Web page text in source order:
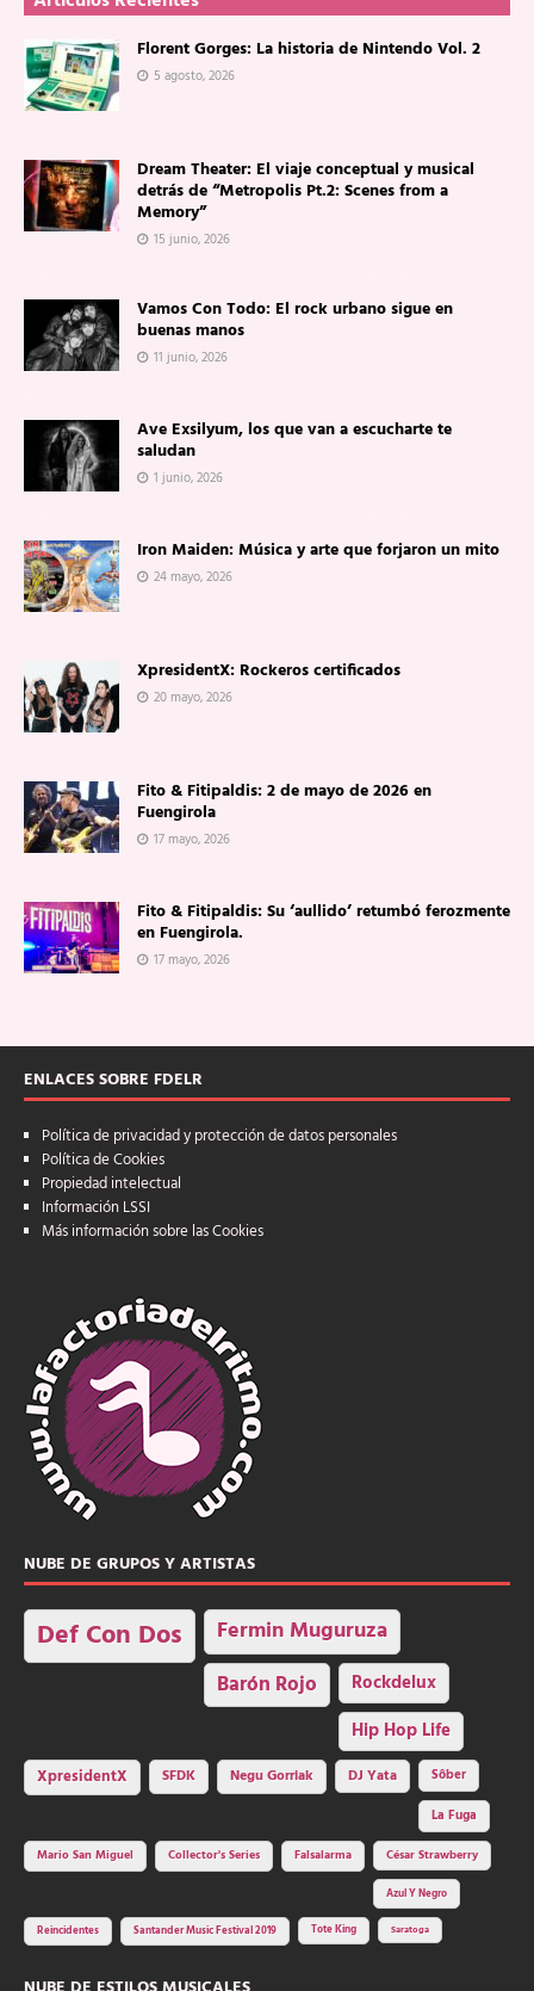
Florent Gorges: La historia de Nintendo Vol. 2
5 agosto, 2026
Dream Theater: El viaje conceptual y musical
detrás de “Metropolis Pt.2: Scenes from a
Memory”
15 junio, 2026
Vamos Con Todo: El rock urbano sigue en
buenas manos
11 junio, 2026
Ave Exsilyum, los que van a escucharte te
saludan
1 junio, 2026
Iron Maiden: Música y arte que forjaron un mito
24 mayo, 2026
XpresidentX: Rockeros certificados
20 mayo, 2026
Fito & Fitipaldis: 2 de mayo de 2026 en
Fuengirola
17 mayo, 2026
Fito & Fitipaldis: Su ‘aullido’ retumbó ferozmente
en Fuengirola.
17 mayo, 2026
ENLACES SOBRE FDELR
Política de privacidad y protección de datos personales
Política de Cookies
Propiedad intelectual
Información LSSI
Más información sobre las Cookies
NUBE DE GRUPOS Y ARTISTAS
Def Con Dos Fermin Muguruza
Barón Rojo Rockdelux
Hip Hop Life
XpresidentX SFDK Negu Gorriak DJ Yata
Sôber
La Fuga
Mario San Miguel
Collector's Series Falsalarma César Strawberry
Azul Y Negro
Reincidentes Santander Music Festival 2019 Tote King Saratoga